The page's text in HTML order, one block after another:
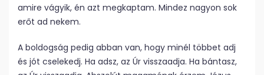
amire vágyik, én azt megkaptam. Mindez nagyon sok
erőt ad nekem.
A boldogság pedig abban van, hogy minél többet adj
és jót cselekedj. Ha adsz, az Úr visszaadja. Ha bántasz,